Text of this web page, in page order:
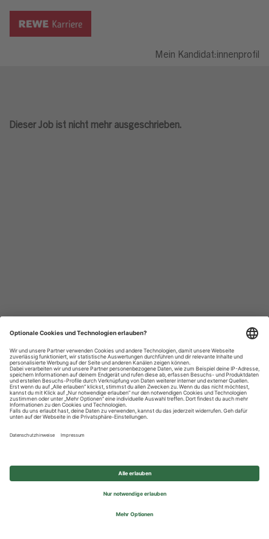
Mein Kandidat:innenprofil
Dieser Job ist nicht mehr ausgeschrieben.
Datenschutzhinweise
Impressum
Privatsphäre-Einstellungen
© 2026 REWE Group - All rights reserved